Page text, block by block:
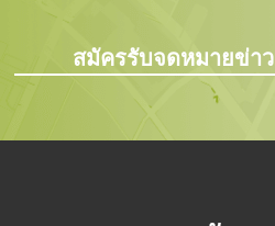
สมัครรับจดหมายข่าว